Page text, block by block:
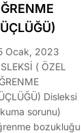
Ocak, 2023
( ÖZEL
Disleksi
sorunu)
bozukluğu